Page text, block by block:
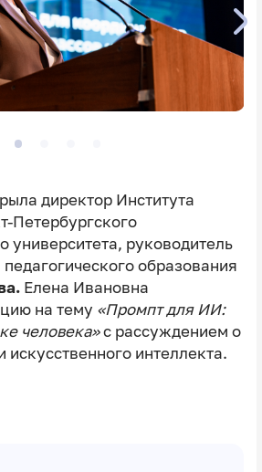
директор Института
Петербургского
университета, руководитель
образования
Елена Ивановна
на тему «Промпт для ИИ:
человека»с рассуждением о
искусственного интеллекта.